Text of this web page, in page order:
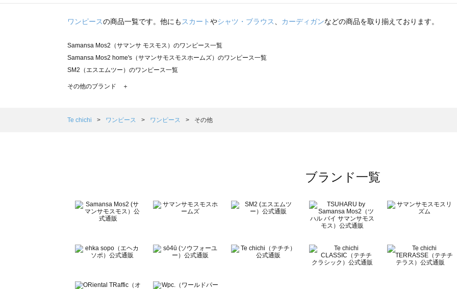
ワンピースの商品一覧です。他にもスカートやシャツ・ブラウス、 カーディガンなどの商品を取り揃えております。
Samansa Mos2（サマンサ モスモス）のワンピース一覧
Samansa Mos2 home's（サマンサモスモスホームズ）のワンピース一覧
SM2（エスエムツー）のワンピース一覧
TSUHARU by Samansa Mos2（ツハルバイサマンサモスモス）のワンピース一覧
Samansa Mos2 Lagom（サマンサモスモス ラーゴム）のワンピース一覧
BETTY'S BLUE（べティーズブルー）のワンピース一覧
Wpc.（ワールドパーティー）のワンピース一覧
その他のブランド ＋
Te chichi ワンピース ワンピース その他
ブランド一覧